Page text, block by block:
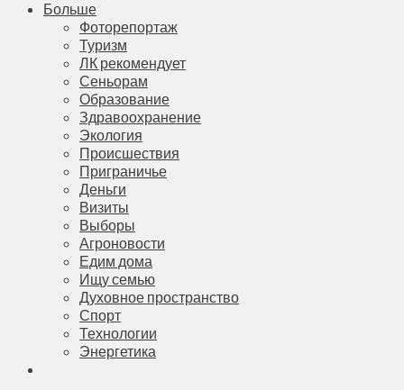
Больше
Фоторепортаж
Туризм
ЛК рекомендует
Сеньорам
Образование
Здравоохранение
Экология
Происшествия
Приграничье
Деньги
Визиты
Выборы
Агроновости
Едим дома
Ищу семью
Духовное пространство
Спорт
Технологии
Энергетика